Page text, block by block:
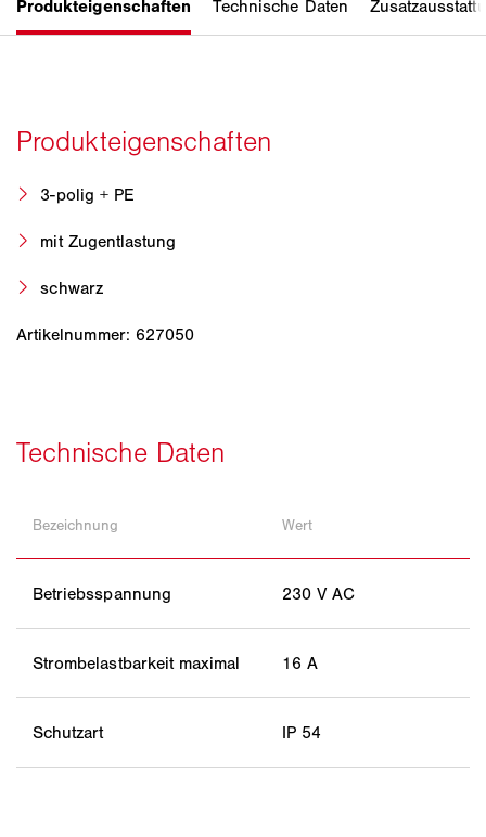
3-polig + PE
mit Zugentlastung
schwarz
Artikelnummer: 627050
Bezeichnung Wert
Betriebsspannung 230 V AC
Strombelastbarkeit maximal 16 A
Schutzart IP 54